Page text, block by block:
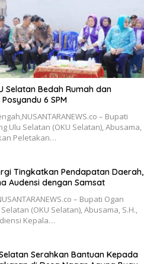
Selatan Bedah Rumah dan
6 SPM
– Bupati
Ulu Selatan (OKU Selatan), Abusama,
Peletakan…
Tingkatkan Pendapatan Daerah,
Audensi dengan Samsat
– Bupati Ogan
(OKU Selatan), Abusama, S.H.,
Kepala…
Serahkan Bantuan Kepada